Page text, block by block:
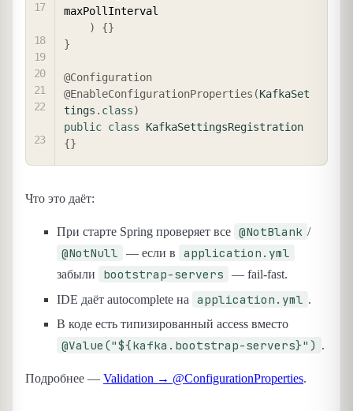
maxPollInterval
)
{}
}
@Configuration
@EnableConfigurationProperties (KafkaSet
tings . class)
public class
KafkaSettingsRegistration
{}
Что это даёт:
При старте Spring проверяет все @NotBlank /
@NotNull — если в application.yml
забыли bootstrap-servers
— fail-fast.
IDE даёт autocomplete на
application.yml .
В коде есть типизированный access вместо
@Value("${kafka.bootstrap-servers}") .
Подробнее — Validation → @ConfigurationProperties.